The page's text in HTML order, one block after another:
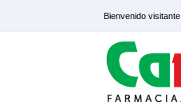
Bienvenido visitante